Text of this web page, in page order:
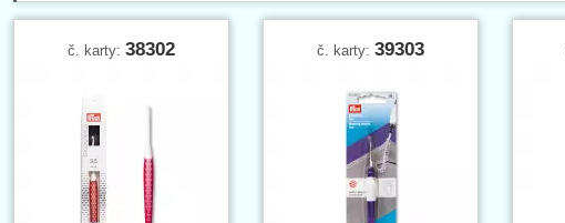
č. karty: 38302 č. karty: 39303